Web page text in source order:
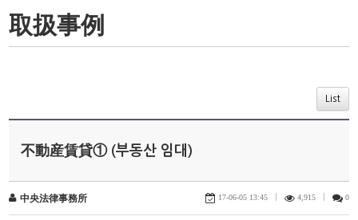
取扱事例
List
不動産賃貸① (부동산 임대)
中央法律事務所 17-06-05 13:45 4,915 0